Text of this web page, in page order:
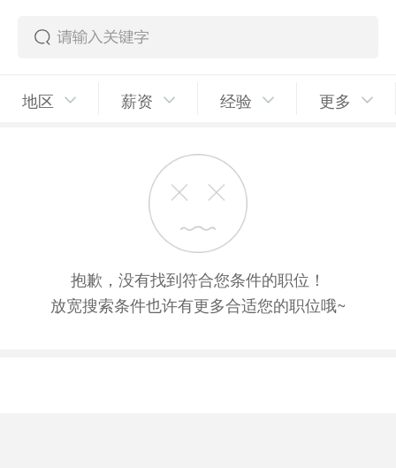
地区 薪资 经验 更多
抱歉，没有找到符合您条件的职位！
放宽搜索条件也许有更多合适您的职位哦~